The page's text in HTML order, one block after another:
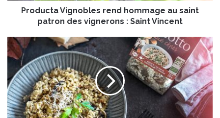
o
b
s
r
e
n
Producta Vignobles rend hommage au saint
patron des vignerons : Saint Vincent
R
i
t
t
o
a